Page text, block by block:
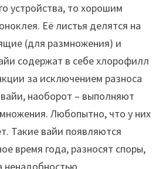
устройства, то хорошим
Её листья делятся на
(для размножения) и
содержат в себе хлорофилл
за исключением разноса
наоборот – выполняют
Любопытно, что у них
Такие вайи появляются
время года, разносят споры,